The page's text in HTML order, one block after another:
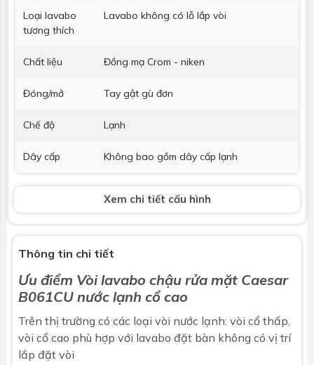
Loại lavabo
tương thích
Lavabo không có lỗ lắp vòi
Chất liệu Đồng mạ Crom - niken
Đóng/mở Tay gật gù đơn
Chế độ Lạnh
Dây cấp Không bao gồm dây cấp lạnh
Bộ xả Kèm bộ xả nhấn
theo
Bảo hành Nhấp để xem chính sách bảo hành
Xem chi tiết cấu hình
Thông tin chi tiết
Ưu điểm Vòi lavabo chậu rửa mặt Caesar
B061CU nước lạnh cổ cao
Trên thị trường có các loại vòi nước lạnh: vòi cổ thấp,
vòi cổ cao phù hợp với lavabo đặt bàn không có vị trí
lắp đặt vòi